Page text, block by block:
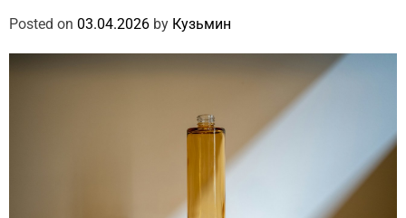
Posted on 03.04.2026 by Кузьмин